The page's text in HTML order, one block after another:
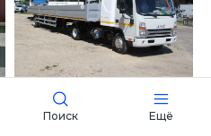
Поиск Ещё